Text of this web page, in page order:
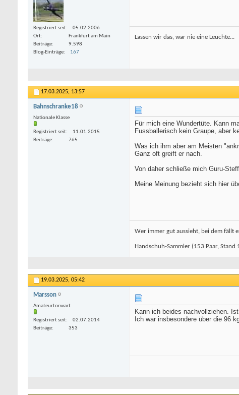
Registriert seit
05.02.2006
Ort
Frankfurt am Main
Beiträge
9.598
Blog-Einträge
167
Lassen wir das, war nie eine Leuchte...
17.03.2025, 13:57
Bahnschranke18
Nationale Klasse
Registriert seit
11.01.2015
Beiträge
765
Für mich eine Wundertüte. Kann
Fussballerisch kein Graupe, aber
Was ich ihm aber am Meisten
Ganz oft greift er nach.
Von daher schließe mich Guru-
Meine Meinung bezieht sich hier
Wer immer gut aussieht, bei dem fällt
Handschuh-Sammler (153 Paar,
19.03.2025, 05:42
Marsson
Amateurtorwart
Registriert seit
02.07.2014
Beiträge
353
Kann ich beides nachvollziehen.
Ich war insbesondere über die 96